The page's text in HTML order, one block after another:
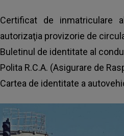
Certificat de inmatriculare
autorizaţia provizorie de
Buletinul de identitate al
Polita R.C.A. (Asigurare de
Cartea de identitate a